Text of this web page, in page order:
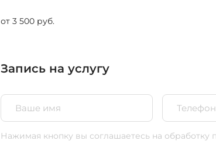
от 3 500 руб.
Запись на услугу
Нажимая кнопку вы соглашаетесь на обработку